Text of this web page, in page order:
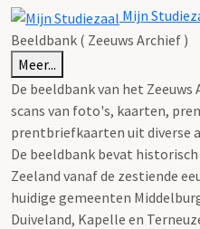
Mijn
Beeldbank ( Zeeuws Archief )
Meer...
De beeldbank van het Zeeuws
scans van foto's, kaarten,
prentbriefkaarten uit diverse
De beeldbank bevat
Zeeland vanaf de zestiende
huidige gemeenten
Duiveland, Kapelle en